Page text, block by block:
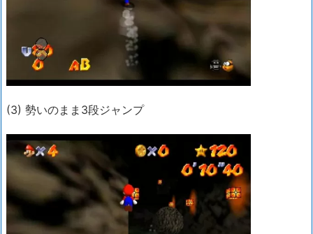
(3) 勢いのまま3段ジャンプ